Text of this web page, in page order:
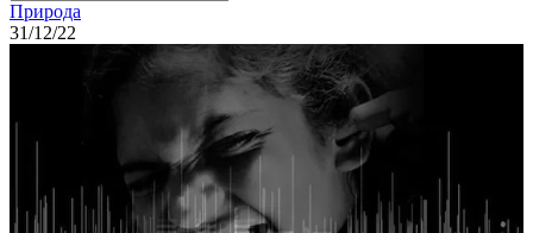
Природа
31/12/22